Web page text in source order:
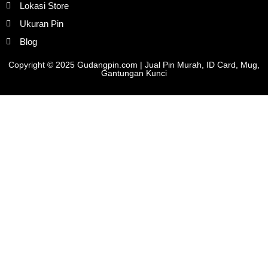
Lokasi Store
Ukuran Pin
Blog
Copyright © 2025 Gudangpin.com | Jual Pin Murah, ID Card, Mug,
Gantungan Kunci